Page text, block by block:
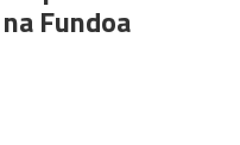
Fundoa